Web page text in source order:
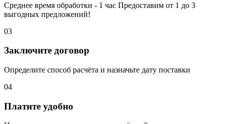
Среднее время обработки - 1 час Предоставим от 1 до 3
выгодных предложений!
03
Заключите договор
Определите способ расчёта и назначьте дату поставки
04
Платите удобно